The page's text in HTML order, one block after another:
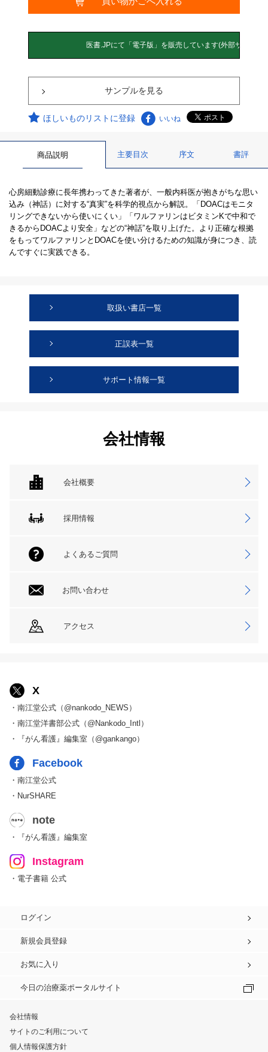
サンプルを見る
ほしいものリストに登録 いいね
商品説明 主要目次 序文 書評
心房細動診療に長年携わってきた著者が、一般内科医が抱きがちな思い
込み（神話）に対する“真実”を科学的視点から解説。「DOACはモニタ
リングできないから使いにくい」「ワルファリンはビタミンKで中和で
きるからDOACより安全」などの“神話”を取り上げた。より正確な根拠
をもってワルファリンとDOACを使い分けるための知識が身につき、読
んですぐに実践できる。
取扱い書店一覧
正誤表一覧
サポート情報一覧
会社情報
会社概要
採用情報
よくあるご質問
お問い合わせ
アクセス
X
・南江堂公式（@nankodo_NEWS）
・南江堂洋書部公式（@Nankodo_Intl）
・『がん看護』編集室（@gankango）
Facebook
・南江堂公式
・NurSHARE
note
・『がん看護』編集室
Instagram
・電子書籍 公式
ログイン
新規会員登録
お気に入り
今日の治療薬ポータルサイト
会社情報
サイトのご利用について
個人情報保護方針